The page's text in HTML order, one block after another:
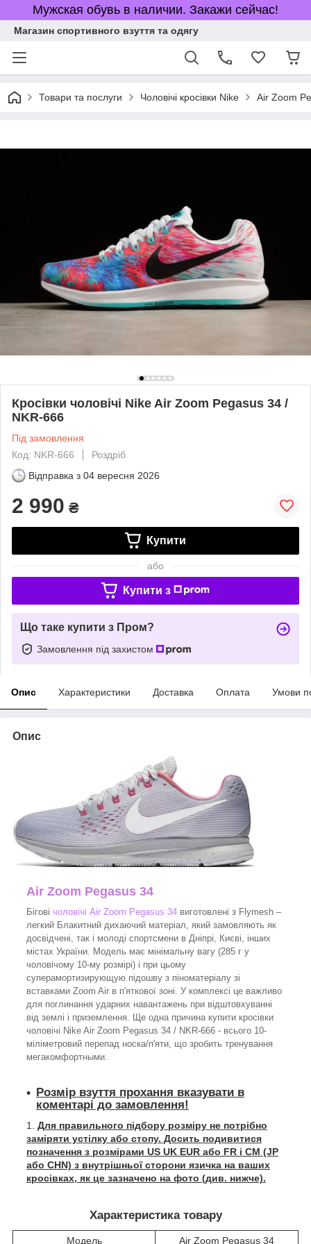
Мужская обувь в наличии. Закажи сейчас!
Магазин спортивного взуття та одягу
Товари та послуги Чоловічі кросівки Nike Air Zoom
Кросівки чоловічі Nike Air Zoom Pegasus 34 /
NKR-666
Під замовлення
Код: NKR-666
Роздріб
Відправка з 04 вересня 2026
2 990 ₴
Купити
або
Купити з
Що таке купити з Пром?
Замовлення під захистом
Опис Характеристики Доставка Оплата Умови
Опис
Air Zoom Pegasus 34
Бігові чоловічі Air Zoom Pegasus 34 виготовлені з Flymesh –
легкий Блакитний дихаючий матеріал, який замовляють як
досвідчені, так і молоді спортсмени в Дніпрі, Києві, інших
містах України. Модель має мінімальну вагу (285 г у
чоловічому 10-му розмірі) і при цьому
суперамортизирующую підошву з піноматеріалу зі
вставками Zoom Air в п'яткової зоні. У комплексі це важливо
для поглинання ударних навантажень при відштовхуванні
від землі і приземлення. Ще одна причина купити кросівки
чоловічі Nike Air Zoom Pegasus 34 / NKR-666 - всього 10-
міліметровий перепад носка/п'яти, що зробить тренування
мегакомфортными.
Розмір взуття прохання вказувати в
коментарі до замовлення!
Для правильного підбору розміру не потрібно
заміряти устілку або стопу. Досить подивитися
позначення з розмірами US UK EUR або FR і СМ (JP
або CHN) з внутрішньої сторони язичка на ваших
кросівках, як це зазначено на фото (див. нижче).
Характеристика товару
Модель Air Zoom Pegasus 34